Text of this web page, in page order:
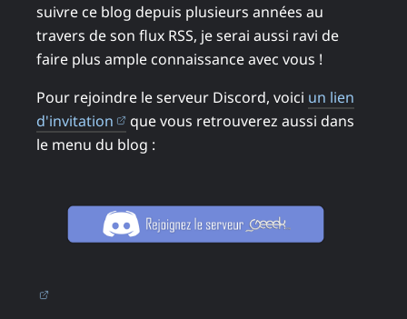
suivre ce blog depuis plusieurs années au
travers de son flux RSS, je serai aussi ravi de
faire plus ample connaissance avec vous !
Pour rejoindre le serveur Discord, voici un lien
d'invitation
(ouvre dans un nouvel onglet)
que vous retrouverez aussi dans
le menu du blog :